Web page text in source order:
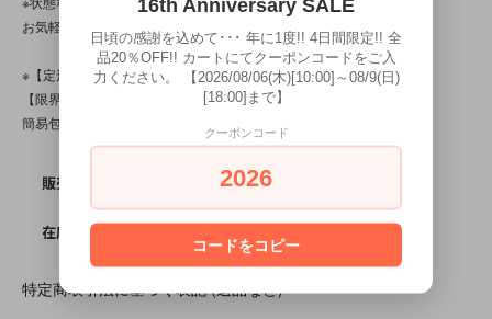
お気軽にお問い合わせ下さい。
※【定形外対応商品】・【サイズ規格外】です。
【限界個数】は【5個/点】･【送料】は200～510円です。
簡易包装です。
販売価格 SOLD OUT
在庫数 0
特定商取引法に基づく表記 (返品など)
16th Anniversary SALE
日頃の感謝を込めて･･･ 年に1度!! 4日間限定!! 全
品20％OFF!! カートにてクーポンコードをご入
力ください。 【2026/08/06(木)[10:00]～08/9(日)
[18:00]まで】
クーポンコード
2026
コードをコピー